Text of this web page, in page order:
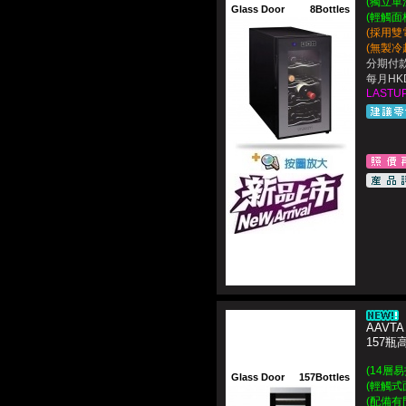
Glass Door 8Bottles
(輕觸面
(採用雙
(無製冷
分期付
每月
Glass Door 157Bottles
157瓶
(14層
(輕觸式
(配備有